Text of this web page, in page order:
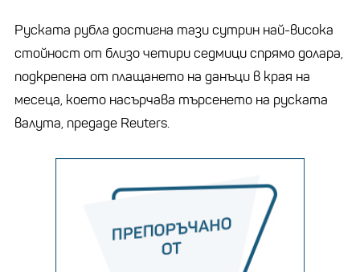
Руската рубла достигна тази сутрин най-висока
стойност от близо четири седмици спрямо долара,
подкрепена от плащането на данъци в края на
месеца, което насърчава търсенето на руската
валута, предаде Reuters.